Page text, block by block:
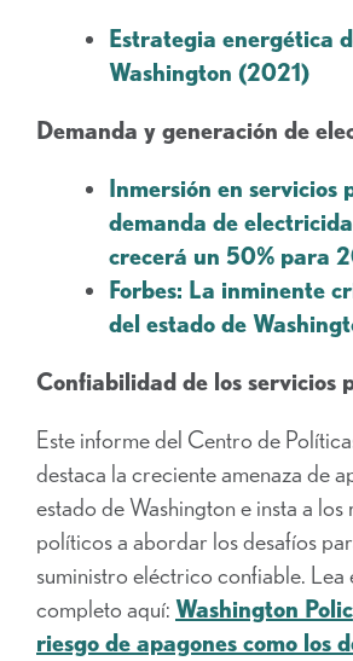
Estrategia energética
Washington (2021)
Demanda y generación de
Inmersión en servicios
demanda de
crecerá un 50% para
Forbes: La inminente
del estado de
Confiabilidad de los servicios
Este informe del Centro de
destaca la creciente amenaza de
estado de Washington e insta a los
políticos a abordar los desafíos
suministro eléctrico confiable. Lea
completo aquí: Washington
riesgo de apagones como los